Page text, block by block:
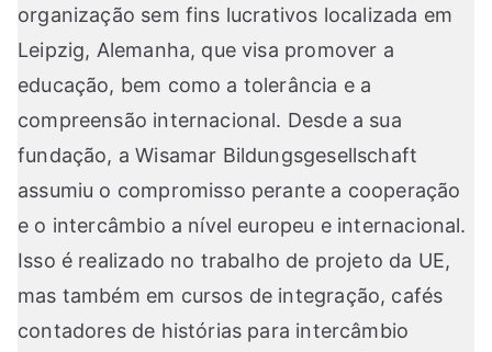
organização sem fins lucrativos localizada em
Leipzig, Alemanha, que visa promover a
educação, bem como a tolerância e a
compreensão internacional. Desde a sua
fundação, a Wisamar Bildungsgesellschaft
assumiu o compromisso perante a cooperação
e o intercâmbio a nível europeu e internacional.
Isso é realizado no trabalho de projeto da UE,
mas também em cursos de integração, cafés
contadores de histórias para intercâmbio